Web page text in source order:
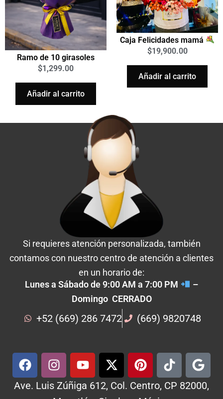
Ramo de 10 girasoles
$1,299.00
Añadir al carrito
Caja Felicidades mamá
$19,900.00
Añadir al carrito
Si requieres atención personalizada, también
contamos con nuestro centro de atención a clientes
en un horario de:
Lunes a Sábado de 9:00 AM a 7:00 PM
–
Domingo CERRADO
+52 (669) 286 7472 (669) 9820748
Ave. Luis Zúñiga 612, Col. Centro, CP 82000,